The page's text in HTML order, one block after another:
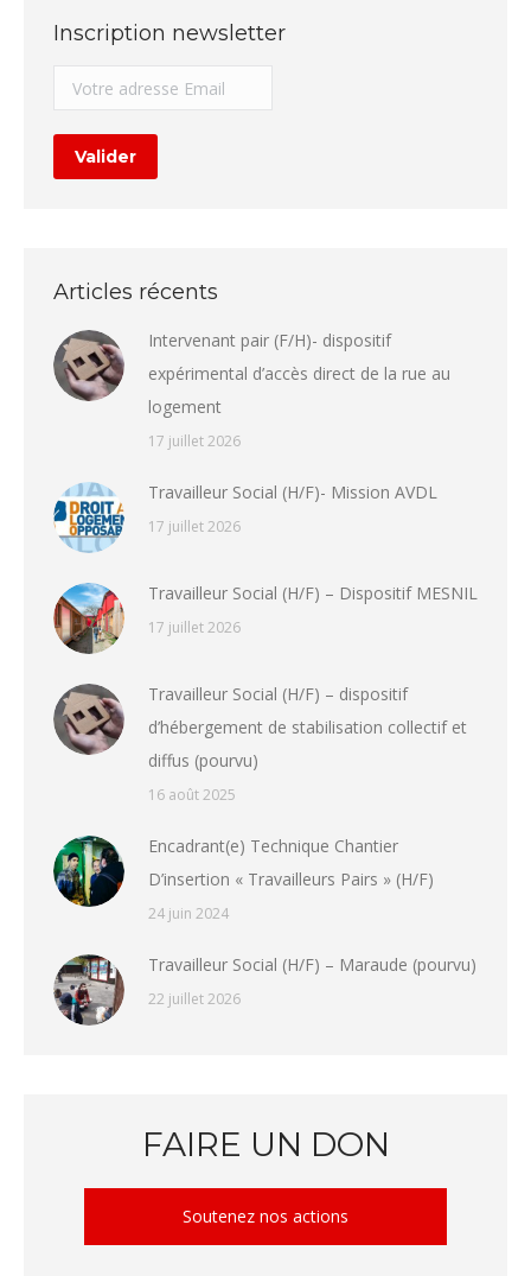
Inscription newsletter
Articles récents
Intervenant pair (F/H)- dispositif
expérimental d’accès direct de la rue au
logement
17 juillet 2026
Travailleur Social (H/F)- Mission AVDL
17 juillet 2026
Travailleur Social (H/F) – Dispositif MESNIL
17 juillet 2026
Travailleur Social (H/F) – dispositif
d’hébergement de stabilisation collectif et
diffus (pourvu)
16 août 2025
Encadrant(e) Technique Chantier
D’insertion « Travailleurs Pairs » (H/F)
24 juin 2024
Travailleur Social (H/F) – Maraude (pourvu)
22 juillet 2026
FAIRE UN DON
Soutenez nos actions